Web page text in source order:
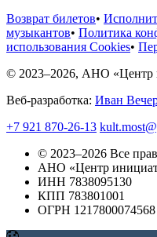
Возврат билетов•
музыкантов• Политика
использования Cookies•
© 2023–2026, АНО «Центр
Веб-разработка: Иван
+7 921 870-26-13
© 2023–2026 Все
АНО «Центр
ИНН 7838095130
КПП 783801001
ОГРН 1217800074568